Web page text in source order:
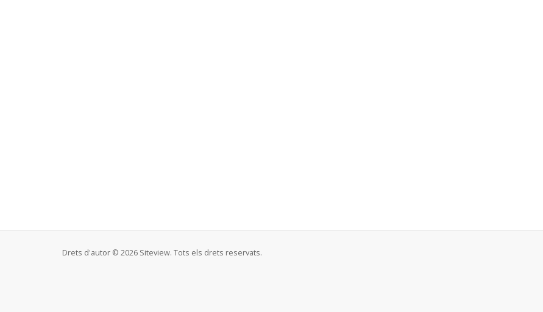
Drets d'autor © 2026 Siteview. Tots els drets reservats.